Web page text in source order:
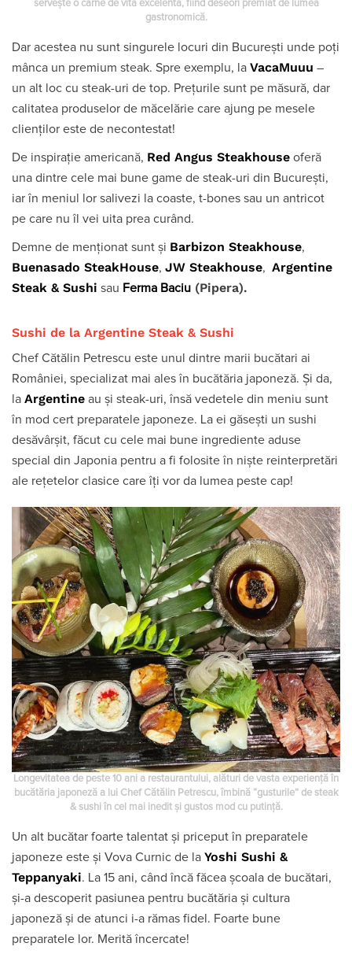
servește o carne de vită excelentă, fiind deseori premiat de lumea
gastronomică.
Dar acestea nu sunt singurele locuri din București unde poți
mânca un premium steak. Spre exemplu, la VacaMuuu –
un alt loc cu steak-uri de top. Prețurile sunt pe măsură, dar
calitatea produselor de măcelărie care ajung pe mesele
clienților este de necontestat!
De inspirație americană, Red Angus Steakhouse oferă
una dintre cele mai bune game de steak-uri din București,
iar în meniul lor salivezi la coaste, t-bones sau un antricot
pe care nu îl vei uita prea curând.
Demne de menționat sunt și Barbizon Steakhouse,
Buenasado SteakHouse, JW Steakhouse, Argentine
Steak & Sushi sau Ferma Baciu (Pipera).
Sushi de la Argentine Steak & Sushi
Chef Cătălin Petrescu este unul dintre marii bucătari ai
României, specializat mai ales în bucătăria japoneză. Și da,
la Argentine au și steak-uri, însă vedetele din meniu sunt
în mod cert preparatele japoneze. La ei găsești un sushi
desăvârșit, făcut cu cele mai bune ingrediente aduse
special din Japonia pentru a fi folosite în niște reinterpretări
ale rețetelor clasice care îți vor da lumea peste cap!
Longevitatea de peste 10 ani a restaurantului, alături de vasta experiență în
bucătăria japoneză a lui Chef Cătălin Petrescu, îmbină “gusturile” de steak
& sushi în cel mai inedit și gustos mod cu putință.
Un alt bucătar foarte talentat și priceput în preparatele
japoneze este și Vova Curnic de la Yoshi Sushi &
Teppanyaki. La 15 ani, când încă făcea școala de bucătari,
și-a descoperit pasiunea pentru bucătăria și cultura
japoneză și de atunci i-a rămas fidel. Foarte bune
preparatele lor. Merită încercate!